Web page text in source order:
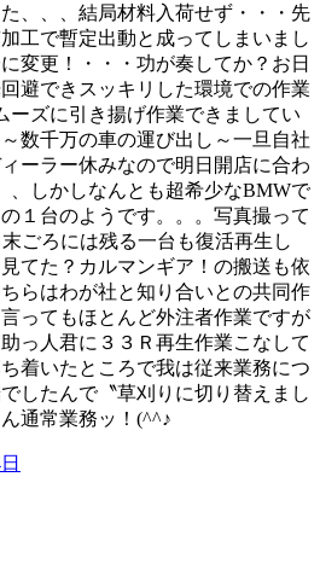
、、、結局材料入荷せず・・・先
工で暫定出動と成ってしまいまし
変更！・・・功が奏してか？お日
避できスッキリした環境での作業
ーズに引き揚げ作業できましてい
数千万の車の運び出し～一旦自社
ーラー休みなので明日開店に合わ
、しかしなんとも超希少なBMWで
１台のようです。。。写真撮って
ごろには残る一台も復活再生し
てた？カルマンギア！の搬送も依
らはわが社と知り合いとの共同作
ってもほとんど外注者作業ですが
っ人君に３３Ｒ再生作業こなして
着いたところで我は従来業務につ
したんで〝草刈りに切り替えまし
通常業務ッ！(^^♪